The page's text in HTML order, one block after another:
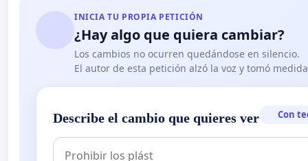
INICIA TU PROPIA PETICIÓN
¿Hay algo que quiera cambiar?
Los cambios no ocurren quedándose en silencio.
El autor de esta petición alzó la voz y tomó
Describe el cambio que quieres ver Con